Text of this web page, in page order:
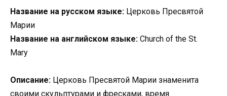
Название на русском языке: Церковь Пресвятой
Марии
Название на английском языке: Church of the St.
Mary
Описание: Церковь Пресвятой Марии знаменита
своими скульптурами и фресками, время